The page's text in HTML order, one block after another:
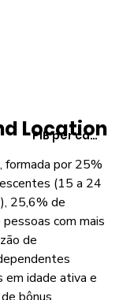
PIB per capita
Location
formada por 25%
(15 a 24
25,6% de
com mais
de
em idade ativa e